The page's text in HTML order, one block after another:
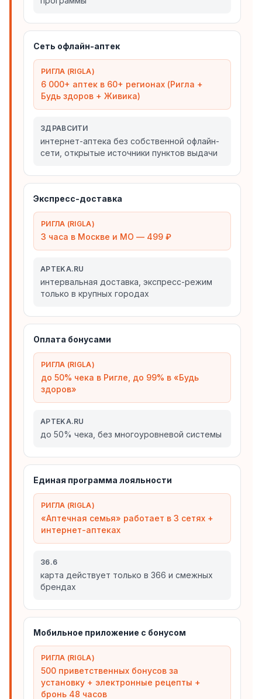
Сеть офлайн-аптек
РИГЛА (RIGLA)
6 000+ аптек в 60+ регионах (Ригла +
Будь здоров + Живика)
ЗДРАВСИТИ
интернет-аптека без собственной офлайн-
сети, открытые источники пунктов выдачи
Экспресс-доставка
РИГЛА (RIGLA)
3 часа в Москве и МО — 499 ₽
APTEKA.RU
интервальная доставка, экспресс-режим
только в крупных городах
Оплата бонусами
РИГЛА (RIGLA)
до 50% чека в Ригле, до 99% в «Будь
здоров»
APTEKA.RU
до 50% чека, без многоуровневой системы
Единая программа лояльности
РИГЛА (RIGLA)
«Аптечная семья» работает в 3 сетях +
интернет-аптеках
36.6
карта действует только в 366 и смежных
брендах
Мобильное приложение с бонусом
РИГЛА (RIGLA)
500 приветственных бонусов за
установку + электронные рецепты +
бронь 48 часов